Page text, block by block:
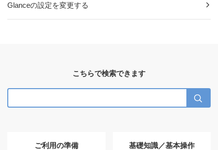
Glanceの設定を変更する
こちらで検索できます
ご利用の準備 基礎知識／基本操作